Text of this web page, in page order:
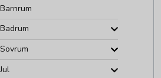
Barnrum
Badrum
Sovrum
Jul